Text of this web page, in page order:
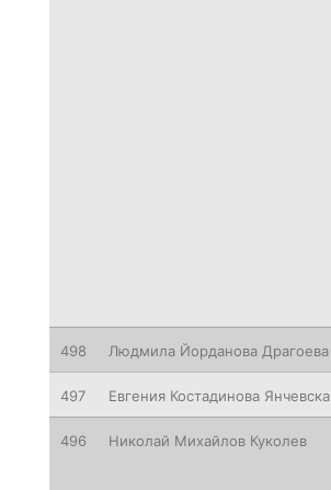
498 Людмила Йорданова Драгоева
497 Евгения Костадинова Янчевска
496 Николай Михайлов Куколев